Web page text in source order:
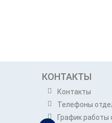
КОНТАКТЫ
Контакты
Телефоны
График работы